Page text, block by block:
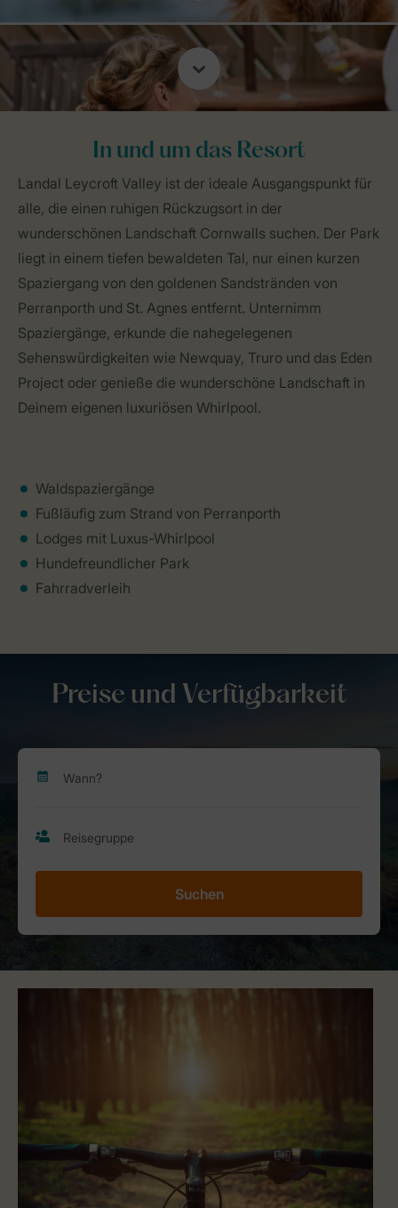
In und um das Resort
Landal Leycroft Valley ist der ideale Ausgangspunkt für
alle, die einen ruhigen Rückzugsort in der
wunderschönen Landschaft Cornwalls suchen. Der Park
liegt in einem tiefen bewaldeten Tal, nur einen kurzen
Spaziergang von den goldenen Sandstränden von
Perranporth und St. Agnes entfernt. Unternimm
Spaziergänge, erkunde die nahegelegenen
Sehenswürdigkeiten wie Newquay, Truro und das Eden
Project oder genieße die wunderschöne Landschaft in
Deinem eigenen luxuriösen Whirlpool.
Waldspaziergänge
Fußläufig zum Strand von Perranporth
Lodges mit Luxus-Whirlpool
Hundefreundlicher Park
Fahrradverleih
Preise und Verfügbarkeit
Suchen